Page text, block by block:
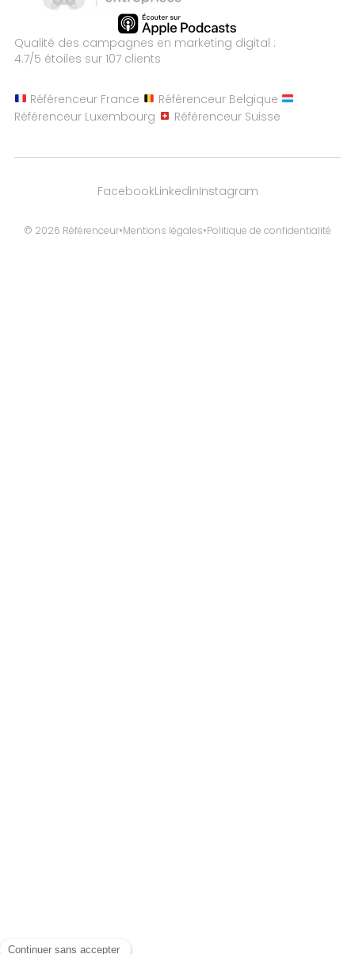
Qualité des campagnes en marketing digital :
4.7/5 étoiles sur 107 clients
Référenceur France
Référenceur Belgique
Référenceur Luxembourg
Référenceur Suisse
© 2026 Référenceur•Mentions légales•Politique de confidentialité
FacebookLinkedinInstagram